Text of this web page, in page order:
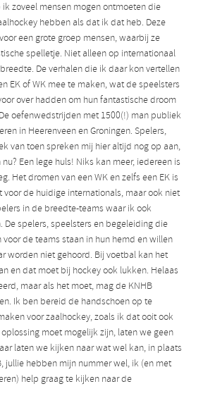
zoveel mensen mogen ontmoeten die
hebben als dat ik dat heb. Deze
een grote groep mensen, waarbij ze
spelletje. Niet alleen op internationaal
De verhalen die ik daar kon vertellen
EK of WK mee te maken, wat de speelsters
over hadden om hun fantastische droom
oefenwedstrijden met 1500(!) man publiek
in Heerenveen en Groningen. Spelers,
van toen spreken mij hier altijd nog op aan,
Een lege huls! Niks kan meer, iedereen is
Het dromen van een WK en zelfs een EK is
voor de huidige internationals, maar ook niet
in de breedte-teams waar ik ook
De spelers, speelsters en begeleiding die
de teams staan in hun hemd en willen
worden niet gehoord. Bij voetbal kan het
en dat moet bij hockey ook lukken. Helaas
maar als het moet, mag de KNHB
Ik ben bereid de handschoen op te
voor zaalhockey, zoals ik dat ooit ook
moet mogelijk zijn, laten we geen
laten we kijken naar wat wel kan, in plaats
jullie hebben mijn nummer wel, ik (en met
help graag te kijken naar de